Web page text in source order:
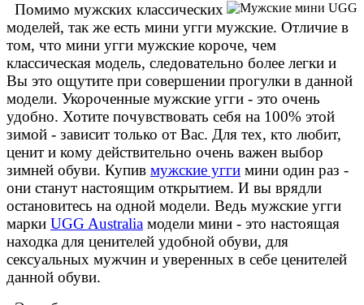
Помимо мужских классических
моделей, так же есть мини угги мужские. Отличие в
том, что мини угги мужские короче, чем
классическая модель, следовательно более легки и
Вы это ощутите при совершении прогулки в данной
модели. Укороченные мужские угги - это очень
удобно. Хотите почувствовать себя на 100% этой
зимой - зависит только от Вас. Для тех, кто любит,
ценит и кому действительно очень важен выбор
зимней обуви. Купив мужские угги мини один раз -
они станут настоящим открытием. И вы врядли
остановитесь на одной модели. Ведь мужские угги
марки UGG Australia модели мини - это настоящая
находка для ценителей удобной обуви, для
сексуальных мужчин и уверенных в себе ценителей
данной обуви.